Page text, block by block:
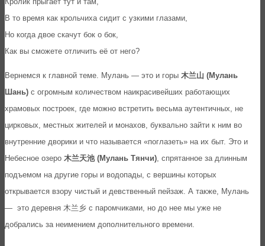
В то время как крольчиха сидит с узкими глазами,
Но когда двое скачут бок о бок,
Как вы сможете отличить её от него?
Вернемся к главной теме. Мулань — это и горы 木兰山 (Мулань
Шань) с огромным количеством наикрасивейших работающих
храмовых построек, где можно встретить весьма аутентичных, не
цирковых, местных жителей и монахов, буквально зайти к ним во
внутренние дворики и что называется «поглазеть» на их быт. Это и
Небесное озеро 木兰天池 (Мулань Тянчи), спрятанное за длинным
подъемом на другие горы и водопады, с вершины которых
открывается взору чистый и девственный пейзаж. А также, Мулань
— это деревня 木兰乡 с паромчиками, но до нее мы уже не
добрались за неимением дополнительного времени.